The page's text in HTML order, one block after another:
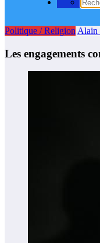
Politique / Religion Alain
Les engagements